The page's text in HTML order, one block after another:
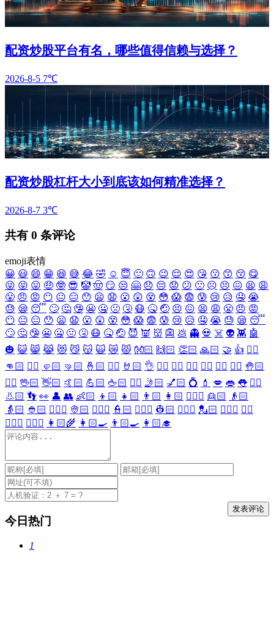
配资炒股平台有名，哪些值得信赖与选择？
2026-8-5 7℃
配资炒股杠杆大小到底该如何精准选择？
2026-8-7 3℃
共有 0 条评论
emoji表情
😀 😃 😄 😁 😆 😅 😂 🤣 ☺️ 😇 🙂 🙃 😉 😌 😍 😘 😗 😙 😚 😋
😜 😝 😛 🤑 🤓 😎 🤡 🤠 😏 😒 🤗 😞 😔 😟 😕 🙁 ☹️ 😣 😖 😫 😩
😤 😠 😡 😶 😐 😑 😯 😦 😧 😮 😲 😵 😳 😱 😨 😰 😢 😥 🤤 😭
😓 😪 😴 🙄 🤔 🤥 😬 🤐 🤢 🤧 😷 🤒 🤕 😣 😖 😫 😩 😤 😠 😡
😶 😐 😑 😯 😦 😧 😮 😲 😵 😳 😱 😨 😰 😢 😥 🤤 😭 😓 😪 😴
🙄 🤔 🤥 😬 🤐 🤢 🤧 😷 🤒 🤕 😈 👿 👹 👺 💩 👻 💀 ☠️ 👽 👾 🤖
🎃 😺 😸 😹 😻 😼 😽 🙀 😿 😾 👐🏻 🙌🏻 👏🏻 🙏🏻 🤝 👍 👎🏻
👊🏻 ✊🏻 🤛🏻 🤜🏻 🤞🏻 ✌🏻 🤘🏻 👌 👈🏻 👉🏻 👆🏻 👇🏻 ☝🏻 ✋🏻 🤚🏻
🖐🏻 🖖🏻 👋🏻 🤙🏻 💪🏻 🖕🏻 ✍🏻 🤳🏻 💅🏻 💍 💄 💋 👄 👅 👂🏻
👃🏻 👣 👀 👤 👥 👶🏻 👦🏻 👧🏻 👨🏻 👩🏻 👱🏻‍♀️ 👱🏻
👴🏻
👵🏻 👲🏻 👳🏻‍♀️ 👳🏻 👮🏻‍♀️ 👮🏻 👷🏻‍♀️ 👷🏻 💂🏻‍♀️ 💂🏻 🕵🏻‍♀️ 🕵🏻
👩🏻‍⚕️ 👨🏻‍⚕️ 👩🏻‍🌾 👩🏻‍🍳 👨🏻‍🍳 👩🏻‍🎓
今日热门
1